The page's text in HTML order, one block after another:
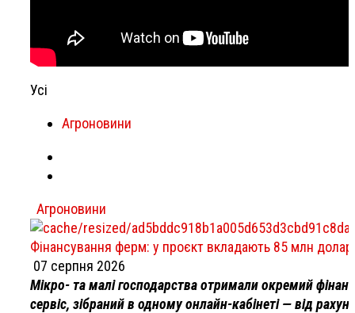
Усі
Агроновини
Агроновини
Фінансування ферм: у проєкт вкладають 85 млн
07 серпня 2026
Мікро- та малі господарства отримали окремий
сервіс, зібраний в одному онлайн-кабінеті — від